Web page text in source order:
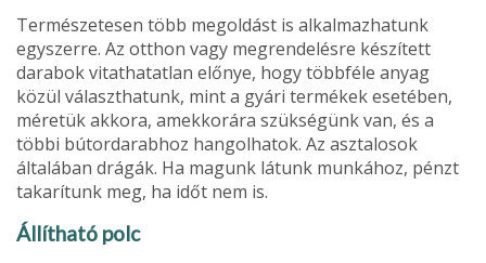
Természetesen több megoldást is alkal­mazhatunk
egyszerre. Az otthon vagy megrendelésre készített
darabok vitatha­tatlan előnye, hogy többféle anyag
közül választhatunk, mint a gyári termékek ese­tében,
méretük akkora, amekkorára szük­ségünk van, és a
többi bútordarabhoz hangolhatok. Az asztalosok
általában drá­gák. Ha magunk látunk munkához, pénzt
takarítunk meg, ha időt nem is.
Állítható polc